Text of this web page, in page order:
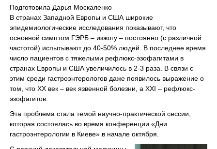
Подготовила Дарья Москаленко
В странах Западной Европы и США широкие
эпидемиологические исследования показывают, что
основной симптом ГЭРБ – изжогу – постоянно (с различной
частотой) испытывают до 40-50% людей. В последнее время
число пациентов с тяжелыми рефлюкс-эзофагитами в
странах Европы и США увеличилось в 2-3 раза. В связи с
этим среди гастроэнтерологов даже появилось выражение о
том, что ХХ век – век язвенной болезни, а ХХI – рефлюкс-
эзофагитов.
Эта проблема стала темой научно-практической сессии,
которая состоялась во время конференции «Дни
гастроэнтерологии в Киеве» в начале октября.